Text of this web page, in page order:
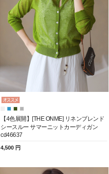
【4色展開】[THE ONME] リネンブレンド
シースルー サマーニットカーディガン
cd46637
4,500 円